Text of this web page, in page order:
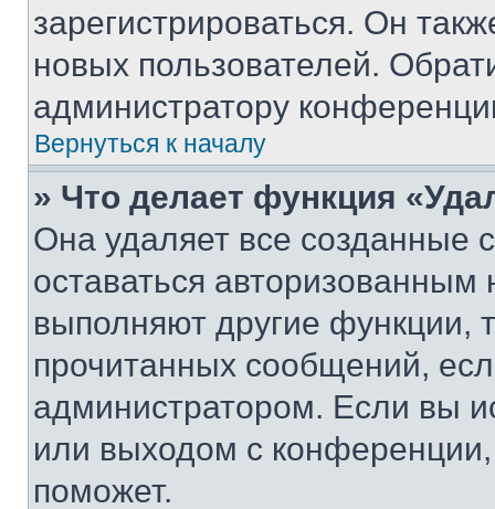
зарегистрироваться. Он
новых пользователей.
администратору
Вернуться к началу
» Что делает функция
Она удаляет все созданные
оставаться
выполняют другие функции,
прочитанных сообщений,
администратором. Если вы
или выходом с
поможет.